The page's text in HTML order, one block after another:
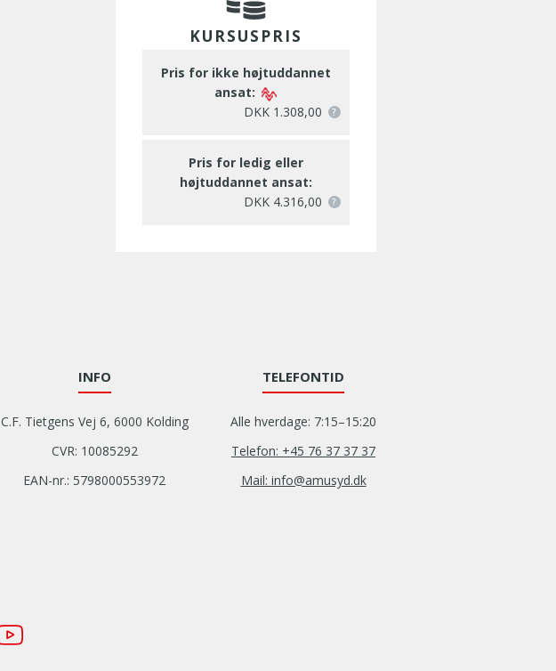
KURSUSPRIS
Pris for ikke højtuddannet
ansat:
DKK 1.308,00
Pris for ledig eller
højtuddannet ansat:
DKK 4.316,00
INFO
C.F. Tietgens Vej 6, 6000 Kolding
CVR: 10085292
EAN-nr.: 5798000553972
TELEFONTID
Alle hverdage: 7:15–15:20
Telefon: +45 76 37 37 37
Mail: info@amusyd.dk